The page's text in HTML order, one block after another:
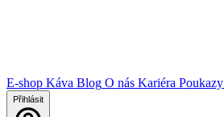
E-shop Káva Blog O nás Kariéra Poukazy
Přihlásit